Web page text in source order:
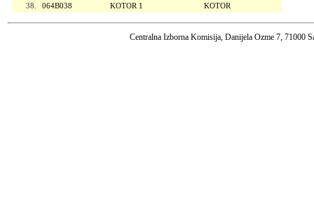
38.
064B038 KOTOR 1 KOTOR
Centralna Izborna Komisija, Danijela Ozme 7, 71000